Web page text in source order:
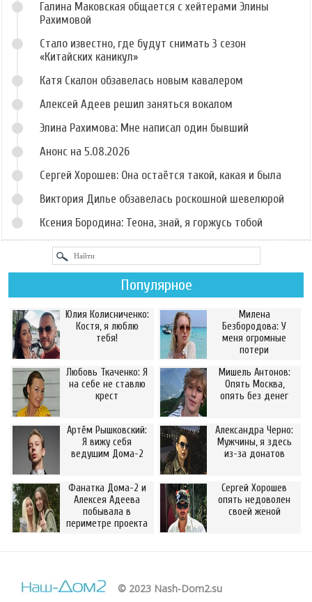
Галина Маковская общается с хейтерами Элины
Рахимовой
Стало известно, где будут снимать 3 сезон
«Китайских каникул»
Катя Скалон обзавелась новым кавалером
Алексей Адеев решил заняться вокалом
Элина Рахимова: Мне написал один бывший
Анонс на 5.08.2026
Сергей Хорошев: Она остаётся такой, какая и была
Виктория Дилье обзавелась роскошной шевелюрой
Ксения Бородина: Теона, знай, я горжусь тобой
Популярное
Юлия Колисниченко:
Костя, я люблю
тебя!
Милена
Безбородова: У
меня огромные
потери
Любовь Ткаченко: Я
на себе не ставлю
крест
Мишель Антонов:
Опять Москва,
опять без денег
Артём Рышковский:
Я вижу себя
ведущим Дома-2
Александра Черно:
Мужчины, я здесь
из-за донатов
Фанатка Дома-2 и
Алексея Адеева
побывала в
периметре проекта
Сергей Хорошев
опять недоволен
своей женой
© 2023 Nash-Dom2.su